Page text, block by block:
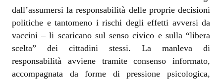
dall’assumersi la responsabilità delle proprie decisioni
politiche e tantomeno i rischi degli effetti avversi da
vaccini – li scaricano sul senso civico e sulla “libera
scelta” dei cittadini stessi. La manleva di
responsabilità avviene tramite consenso informato,
accompagnata da forme di pressione psicologica,